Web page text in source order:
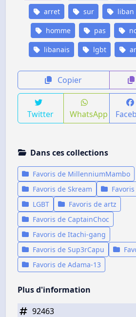
arret sur liban
homme pas
libanais lgbt
Copier
Twitter WhatsApp
Dans ces collections
Favoris de MillenniumMambo
Favoris de Skream
LGBT
Favoris de artz
Favoris de CaptainChoc
Favoris de Itachi-gang
Favoris de Sup3rCapu
Favoris de Adama-13
Plus d'information
92463